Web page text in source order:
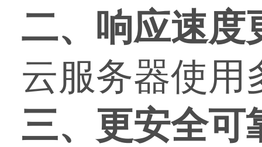
二、响应速度
云服务器使用
三、更安全可